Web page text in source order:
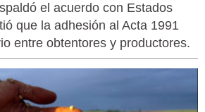
el acuerdo con Estados
que la adhesión al Acta 1991
entre obtentores y productores.